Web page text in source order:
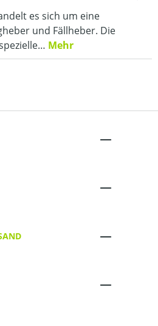
es sich um eine
und Fällheber. Die
Mehr